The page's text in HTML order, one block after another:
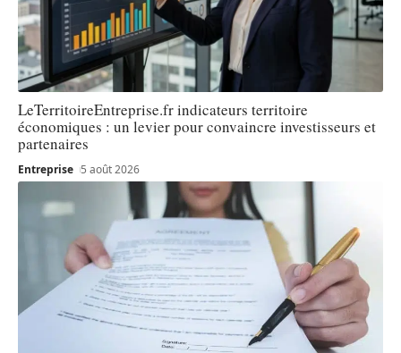
LeTerritoireEntreprise.fr indicateurs territoire
économiques : un levier pour convaincre investisseurs et
partenaires
Entreprise 5 août 2026